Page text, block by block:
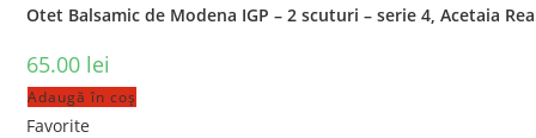
Otet Balsamic de Modena IGP – 2 scuturi – serie 4, Acetaia
65.00 lei
Adaugă în coș
Favorite